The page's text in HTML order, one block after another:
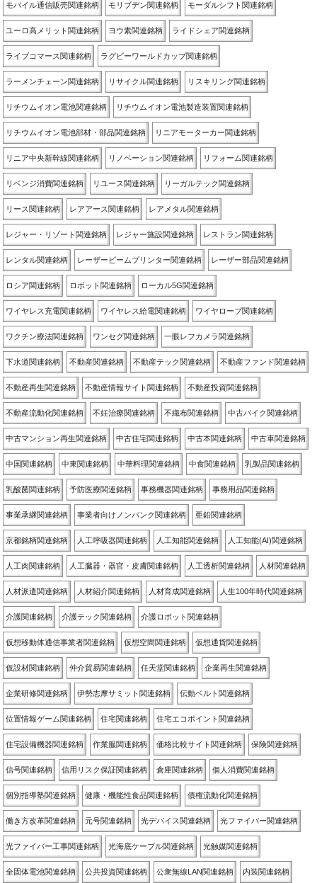
モバイル通信販売関連銘柄 モリブデン関連銘柄 モーダルシフト関連銘柄
ユーロ高メリット関連銘柄 ヨウ素関連銘柄 ライドシェア関連銘柄
ライブコマース関連銘柄 ラグビーワールドカップ関連銘柄
ラーメンチェーン関連銘柄 リサイクル関連銘柄 リスキリング関連銘柄
リチウムイオン電池関連銘柄 リチウムイオン電池製造装置関連銘柄
リチウムイオン電池部材・部品関連銘柄 リニアモーターカー関連銘柄
リニア中央新幹線関連銘柄 リノベーション関連銘柄 リフォーム関連銘柄
リベンジ消費関連銘柄 リユース関連銘柄 リーガルテック関連銘柄
リース関連銘柄 レアアース関連銘柄 レアメタル関連銘柄
レジャー・リゾート関連銘柄 レジャー施設関連銘柄 レストラン関連銘柄
レンタル関連銘柄 レーザービームプリンター関連銘柄 レーザー部品関連銘柄
ロシア関連銘柄 ロボット関連銘柄 ローカル5G関連銘柄
ワイヤレス充電関連銘柄 ワイヤレス給電関連銘柄 ワイヤロープ関連銘柄
ワクチン療法関連銘柄 ワンセグ関連銘柄 一眼レフカメラ関連銘柄
下水道関連銘柄 不動産関連銘柄 不動産テック関連銘柄 不動産ファンド関連銘柄
不動産再生関連銘柄 不動産情報サイト関連銘柄 不動産投資関連銘柄
不動産流動化関連銘柄 不妊治療関連銘柄 不織布関連銘柄 中古バイク関連銘柄
中古マンション再生関連銘柄 中古住宅関連銘柄 中古本関連銘柄 中古車関連銘柄
中国関連銘柄 中東関連銘柄 中華料理関連銘柄 中食関連銘柄 乳製品関連銘柄
乳酸菌関連銘柄 予防医療関連銘柄 事務機器関連銘柄 事務用品関連銘柄
事業承継関連銘柄 事業者向けノンバンク関連銘柄 亜鉛関連銘柄
京都銘柄関連銘柄 人工呼吸器関連銘柄 人工知能関連銘柄 人工知能(AI)関連銘柄
人工肉関連銘柄 人工臓器・器官・皮膚関連銘柄 人工透析関連銘柄 人材関連銘柄
人材派遣関連銘柄 人材紹介関連銘柄 人材育成関連銘柄 人生100年時代関連銘柄
介護関連銘柄 介護テック関連銘柄 介護ロボット関連銘柄
仮想移動体通信事業者関連銘柄 仮想空間関連銘柄 仮想通貨関連銘柄
仮設材関連銘柄 仲介貿易関連銘柄 任天堂関連銘柄 企業再生関連銘柄
企業研修関連銘柄 伊勢志摩サミット関連銘柄 伝動ベルト関連銘柄
位置情報ゲーム関連銘柄 住宅関連銘柄 住宅エコポイント関連銘柄
住宅設備機器関連銘柄 作業服関連銘柄 価格比較サイト関連銘柄 保険関連銘柄
信号関連銘柄 信用リスク保証関連銘柄 倉庫関連銘柄 個人消費関連銘柄
個別指導塾関連銘柄 健康・機能性食品関連銘柄 債権流動化関連銘柄
働き方改革関連銘柄 元号関連銘柄 光デバイス関連銘柄 光ファイバー関連銘柄
光ファイバー工事関連銘柄 光海底ケーブル関連銘柄 光触媒関連銘柄
全固体電池関連銘柄 公共投資関連銘柄 公衆無線LAN関連銘柄 内装関連銘柄